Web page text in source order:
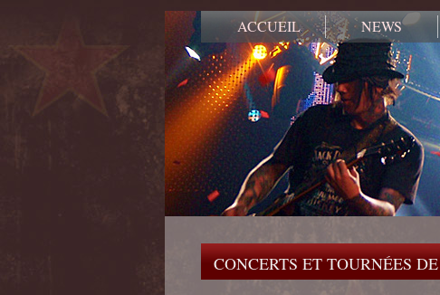
ACCUEIL NEWS
CONCERTS ET TOURNÉES